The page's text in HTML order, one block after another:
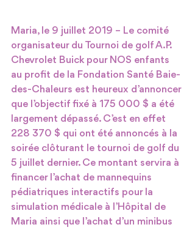
Maria, le 9 juillet 2019 – Le comité
organisateur du Tournoi de golf A.P.
Chevrolet Buick pour NOS enfants
au profit de la Fondation Santé Baie-
des-Chaleurs est heureux d’annoncer
que l’objectif fixé à 175 000 $ a été
largement dépassé. C’est en effet
228 370 $ qui ont été annoncés à la
soirée clôturant le tournoi de golf du
5 juillet dernier. Ce montant servira à
financer l’achat de mannequins
pédiatriques interactifs pour la
simulation médicale à l’Hôpital de
Maria ainsi que l’achat d’un minibus